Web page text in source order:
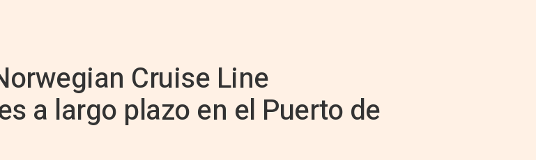
Cruise Line
a largo plazo en el Puerto de